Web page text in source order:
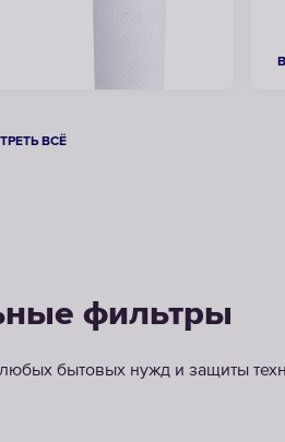
ВСЁ
фильтры
бытовых нужд и защиты